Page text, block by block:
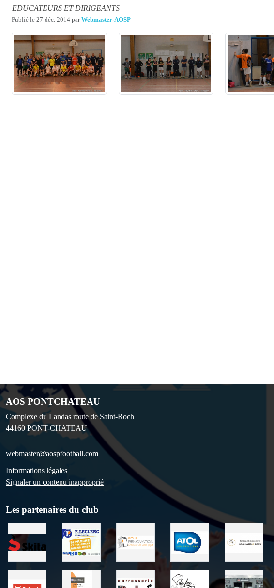
EDUCATEURS ET DIRIGEANTS
Publié le 27 déc. 2014 parWebmaster-AOSP
AOS PONTCHATEAU
Complexe du Landas route de Saint-Roch
44160 PONT-CHATEAU
webmaster@aospfootball.com
Informations légales
Signaler un contenu inapproprié
Les partenaires du club